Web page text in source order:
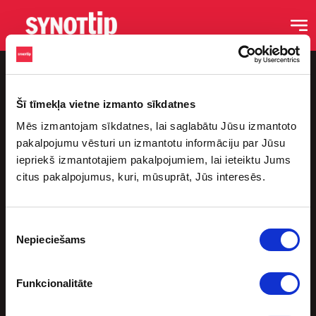
Šī tīmekļa vietne izmanto sīkdatnes
Mēs izmantojam sīkdatnes, lai saglabātu Jūsu izmantoto
pakalpojumu vēsturi un izmantotu informāciju par Jūsu
iepriekš izmantotajiem pakalpojumiem, lai ieteiktu Jums
citus pakalpojumus, kuri, mūsuprāt, Jūs interesēs.
izvēle
Nepieciešams
Funkcionalitāte
Saites
Blogs
Sporta Bāri